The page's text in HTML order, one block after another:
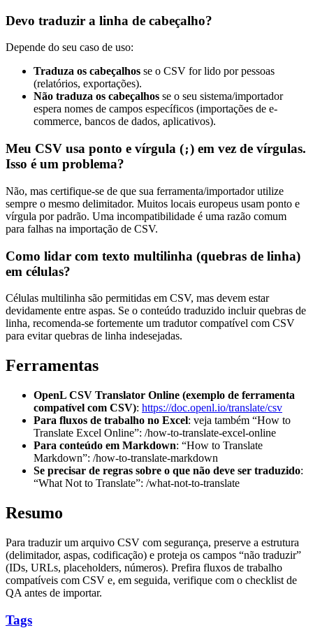
Devo traduzir a linha de cabeçalho?
Depende do seu caso de uso:
Traduza os cabeçalhos se o CSV for lido por pessoas
(relatórios, exportações).
Não traduza os cabeçalhos se o seu sistema/importador
espera nomes de campos específicos (importações de e-
commerce, bancos de dados, aplicativos).
Meu CSV usa ponto e vírgula (;) em vez de vírgulas.
Isso é um problema?
Não, mas certifique-se de que sua ferramenta/importador utilize
sempre o mesmo delimitador. Muitos locais europeus usam ponto e
vírgula por padrão. Uma incompatibilidade é uma razão comum
para falhas na importação de CSV.
Como lidar com texto multilinha (quebras de linha)
em células?
Células multilinha são permitidas em CSV, mas devem estar
devidamente entre aspas. Se o conteúdo traduzido incluir quebras de
linha, recomenda-se fortemente um tradutor compatível com CSV
para evitar quebras de linha indesejadas.
Ferramentas
OpenL CSV Translator Online (exemplo de ferramenta
compatível com CSV): https://doc.openl.io/translate/csv
Para fluxos de trabalho no Excel: veja também “How to
Translate Excel Online”: /how-to-translate-excel-online
Para conteúdo em Markdown: “How to Translate
Markdown”: /how-to-translate-markdown
Se precisar de regras sobre o que não deve ser traduzido:
“What Not to Translate”: /what-not-to-translate
Resumo
Para traduzir um arquivo CSV com segurança, preserve a estrutura
(delimitador, aspas, codificação) e proteja os campos “não traduzir”
(IDs, URLs, placeholders, números). Prefira fluxos de trabalho
compatíveis com CSV e, em seguida, verifique com o checklist de
QA antes de importar.
Tags